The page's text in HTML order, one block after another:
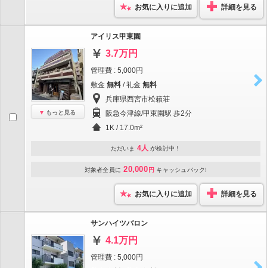
お気に入りに追加 詳細を見る
もっと見る
アイリス甲東園
3.7万円
管理費 : 5,000円
敷金 無料 / 礼金 無料
兵庫県西宮市松籟荘
阪急今津線/甲東園駅 歩2分
1K / 17.0m²
ただいま 4人 が検討中！
対象者全員に 20,000 円 キャッシュバック!
お気に入りに追加 詳細を見る
サンハイツバロン
4.1万円
管理費 : 5,000円